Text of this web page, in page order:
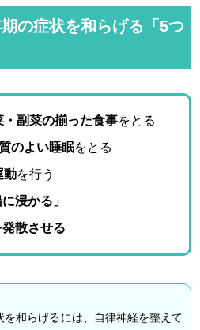
の症状を和らげる「5つ
・副菜の揃った食事をとる
のよい睡眠をとる
動を行う
に浸かる」
散させる
を和らげるには、自律神経を整えて